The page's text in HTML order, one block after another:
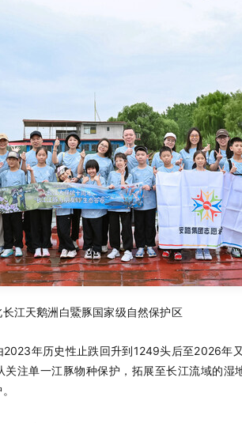
江天鹅洲白鱀豚国家级自然保护区
2023年历史性止跌回升到1249头后至2026年
关注单一江豚物种保护，拓展至长江流域的湿